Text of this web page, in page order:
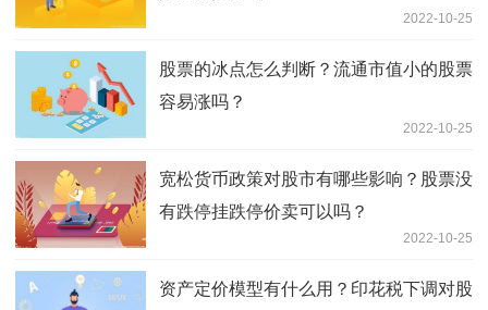
2022-10-25
股票的冰点怎么判断？流通市值小的股票
容易涨吗？
2022-10-25
宽松货币政策对股市有哪些影响？股票没
有跌停挂跌停价卖可以吗？
2022-10-25
资产定价模型有什么用？印花税下调对股